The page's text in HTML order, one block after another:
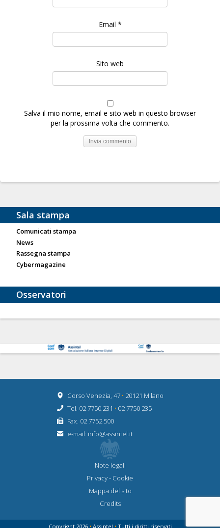
Email *
Sito web
Salva il mio nome, email e sito web in questo browser
per la prossima volta che commento.
Sala stampa
Comunicati stampa
News
Rassegna stampa
Cybermagazine
Osservatori
Corso Venezia, 47 • 20121 Milano
Tel. 02 7750.231 • 02 7750 235
Fax. 02 7752 500
e-mail: info@assintel.it
Note legali
Privacy- Cookie
Mappa del sito
Credits
Copyright 2026 •Assintel •Tutti i diritti riservati